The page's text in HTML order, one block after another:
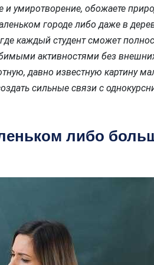
и умиротворение, обожаете
городе либо даже в
каждый студент сможет
активностями без
давно известную картину
сильные связи с
либо